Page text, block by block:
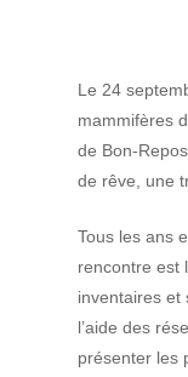
Le 24
mammifères
de Bon-
de rêve, une
Tous les ans
rencontre est
inventaires et
l’aide des
présenter les